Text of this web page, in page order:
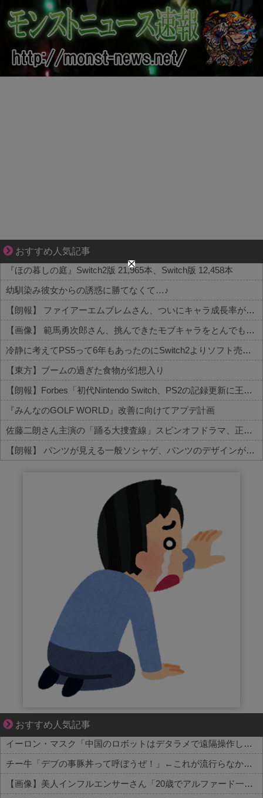
おすすめ人気記事
好青年の片思いが壊れていくまで
『ほの暮しの庭』Switch2版 21,965本、Switch版 12,458本
幼馴染み彼女からの誘惑に勝てなくて…♪
【朗報】 ファイアーエムブレムさん、ついにキャラ成長率がゲーム内で見れるようになる
【画像】 範馬勇次郎さん、挑んできたモブキャラをとんでもない目に合わせてしまう
冷静に考えてPS5って6年もあったのにSwitch2よりソフト売れないのヤバいよな
【東方】ブームの過ぎた食物が幻想入り
【朗報】Forbes「初代Nintendo Switch、PS2の記録更新に王手 世界一まで残り150万台」
『みんなのGOLF WORLD』改善に向けてアプデ計画
佐藤二朗さん主演の「踊る大捜査線」スピンオフドラマ、正式に中止との報道
【朗報】 パンツが見える一般ソシャゲ、パンツのデザインが上方修正される
おすすめ人気記事
好青年の片思いが壊れていくまで
イーロン・マスク「中国のロボットはデタラメで遠隔操作してるだけ」
チー牛「デブの事豚丼って呼ぼうぜ！」←これが流行らなかった理由
【画像】美人インフルエンサーさん「20歳でアルファード一括で買えちゃう私って素敵」←これってガチなん？それともネタなん？w w w w w w w w w